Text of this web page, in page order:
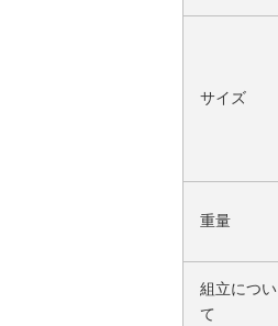
サイズ
重量
組立につい
て